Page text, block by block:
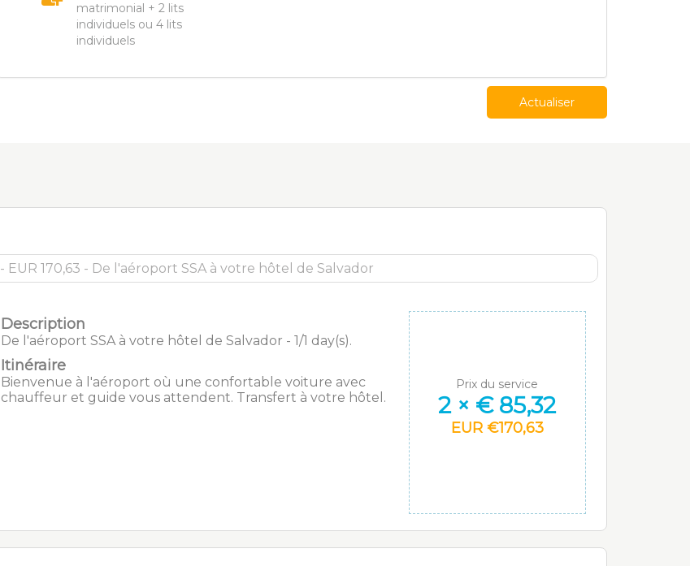
matrimonial + 2 lits
individuels ou 4 lits
individuels
Actualiser
Description
De l'aéroport SSA à votre hôtel de Salvador - 1/1 day(s).
Itinéraire
Bienvenue à l'aéroport où une confortable voiture avec
chauffeur et guide vous attendent. Transfert à votre hôtel.
Prix du service
2× € 85,32
EUR €170,63